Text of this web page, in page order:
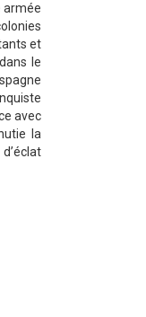
armée
et
le
avec
la